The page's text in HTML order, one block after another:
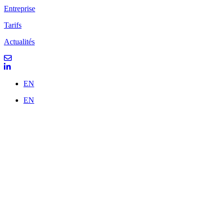
Entreprise
Tarifs
Actualités
EN
EN